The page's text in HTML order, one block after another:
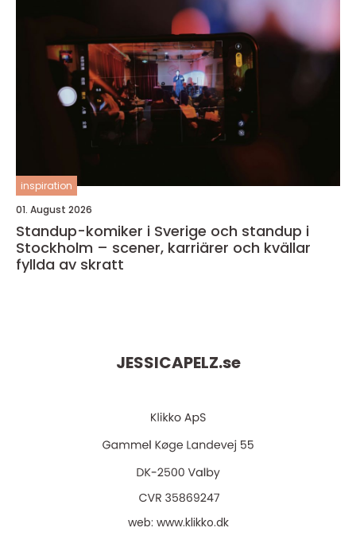
inspiration
01. August 2026
Standup-komiker i Sverige och standup i
Stockholm – scener, karriärer och kvällar
fyllda av skratt
JESSICAPELZ.se
web: www.klikko.dk